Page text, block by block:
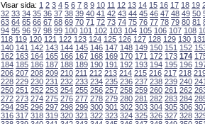
Visar sida: 1 2 3 4 5 6 7 8 9 10 11 12 13 14 15 16 17 18 19
32 33 34 35 36 37 38 39 40 41 42 43 44 45 46 47 48 49 50
63 64 65 66 67 68 69 70 71 72 73 74 75 76 77 78 79 80 81
94 95 96 97 98 99 100 101 102 103 104 105 106 107 108
118 119 120 121 122 123 124 125 126 127 128 129 130 131
140 141 142 143 144 145 146 147 148 149 150 151 152
162 163 164 165 166 167 168 169 170 171 172 173 174
184 185 186 187 188 189 190 191 192 193 194 195 196
206 207 208 209 210 211 212 213 214 215 216 217 218
228 229 230 231 232 233 234 235 236 237 238 239 240 241
250 251 252 253 254 255 256 257 258 259 260 261 262
272 273 274 275 276 277 278 279 280 281 282 283 284
294 295 296 297 298 299 300 301 302 303 304 305 306
316 317 318 319 320 321 322 323 324 325 326 327 328